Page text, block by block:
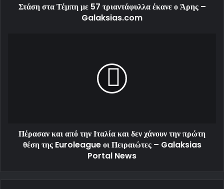
Στάση στα Τέμπη με 57 τριαντάφυλλα έκανε ο Άρης –
Galaksias.com
Πέρασαν και από την Ιταλία και δεν χάνουν την πρώτη
θέση της Euroleague οι Πειραιώτες – Galaksias
Portal News